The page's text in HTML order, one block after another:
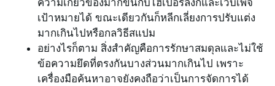
เป้าหมายได้ ขณะเดียวกันก็หลีกเลี่ยงการปรับแต่ง
มากเกินไปหรือกลวิธีสแปม
อย่างไรก็ตาม สิ่งสำคัญคือการรักษาสมดุลและไม่ใช้
ข้อความยึดที่ตรงกันบางส่วนมากเกินไป เพราะ
เครื่องมือค้นหาอาจยังคงถือว่าเป็นการจัดการได้